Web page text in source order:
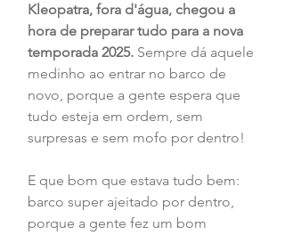
Kleopatra, fora d'água, chegou a
hora de preparar tudo para a nova
temporada 2025. Sempre dá aquele
medinho ao entrar no barco de
novo, porque a gente espera que
tudo esteja em ordem, sem
surpresas e sem mofo por dentro!
E que bom que estava tudo bem:
barco super ajeitado por dentro,
porque a gente fez um bom